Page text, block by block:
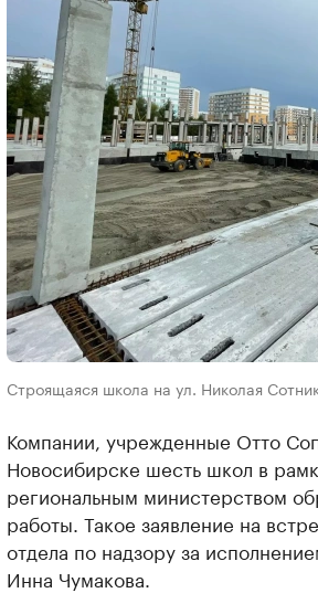
Строящаяся школа на ул. Николая
Компании, учрежденные Отто
Новосибирске шесть школ в
региональным министерством
работы. Такое заявление на
отдела по надзору за
Инна Чумакова.